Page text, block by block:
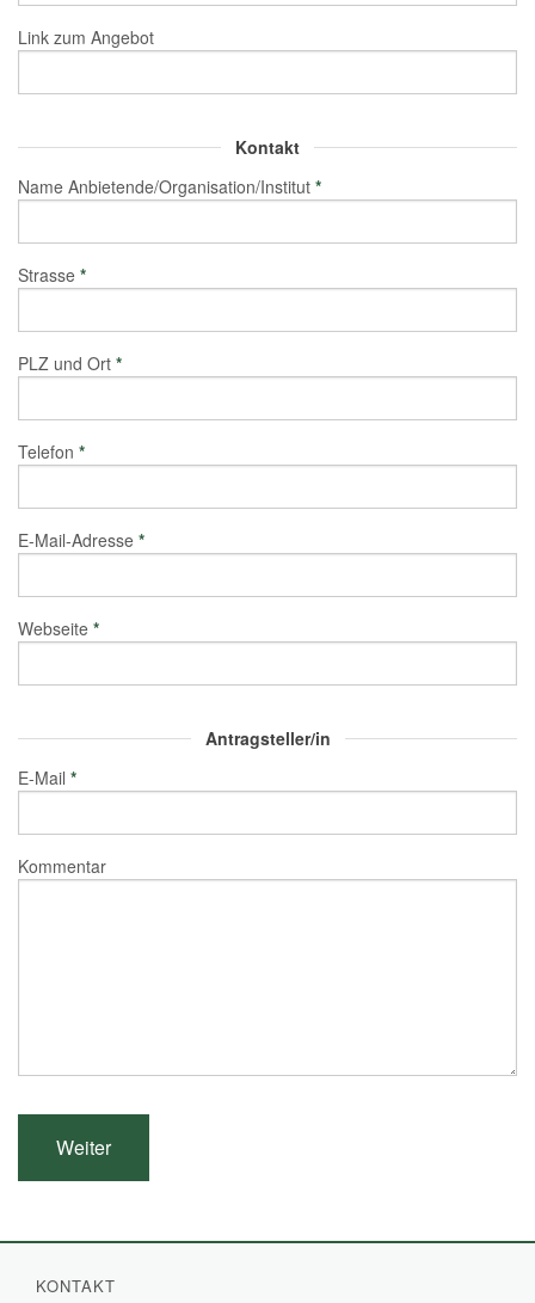
Link zum Angebot
Kontakt
Name Anbietende/Organisation/Institut *
Strasse *
PLZ und Ort *
Telefon *
E-Mail-Adresse *
Webseite *
Antragsteller/in
E-Mail *
Kommentar
KONTAKT